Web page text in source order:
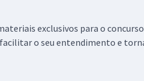
exclusivos para o
o seu entendimento e